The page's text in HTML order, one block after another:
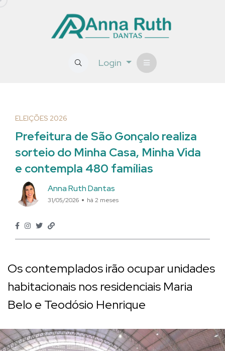
Login
ELEIÇÕES 2026
Prefeitura de São Gonçalo realiza
sorteio do Minha Casa, Minha Vida
e contempla 480 famílias
Anna Ruth Dantas
31/05/2026 há 2 meses
Os contemplados irão ocupar unidades
habitacionais nos residenciais Maria
Belo e Teodósio Henrique